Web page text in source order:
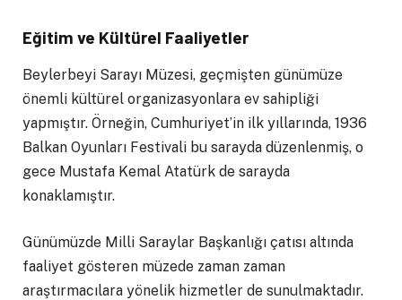
Eğitim ve Kültürel Faaliyetler
Beylerbeyi Sarayı Müzesi, geçmişten günümüze
önemli kültürel organizasyonlara ev sahipliği
yapmıştır. Örneğin, Cumhuriyet’in ilk yıllarında, 1936
Balkan Oyunları Festivali bu sarayda düzenlenmiş, o
gece Mustafa Kemal Atatürk de sarayda
konaklamıştır.
Günümüzde Milli Saraylar Başkanlığı çatısı altında
faaliyet gösteren müzede zaman zaman
araştırmacılara yönelik hizmetler de sunulmaktadır.